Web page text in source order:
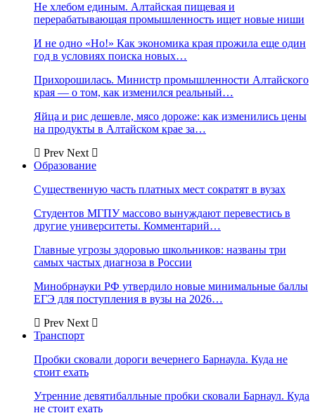
Не хлебом единым. Алтайская пищевая и
перерабатывающая промышленность ищет новые ниши
И не одно «Но!» Как экономика края прожила еще один
год в условиях поиска новых…
Прихорошилась. Министр промышленности Алтайского
края — о том, как изменился реальный…
Яйца и рис дешевле, мясо дороже: как изменились цены
на продукты в Алтайском крае за…
Prev Next
Образование
Существенную часть платных мест сократят в вузах
Студентов МГПУ массово вынуждают перевестись в
другие университеты. Комментарий…
Главные угрозы здоровью школьников: названы три
самых частых диагноза в России
Минобрнауки РФ утвердило новые минимальные баллы
ЕГЭ для поступления в вузы на 2026…
Prev Next
Транспорт
Пробки сковали дороги вечернего Барнаула. Куда не
стоит ехать
Утренние девятибалльные пробки сковали Барнаул. Куда
не стоит ехать